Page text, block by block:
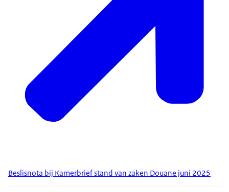
Beslisnota bij Kamerbrief stand van zaken Douane juni 2025